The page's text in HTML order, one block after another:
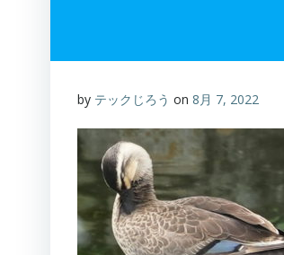
by テックじろう on 8月 7, 2022